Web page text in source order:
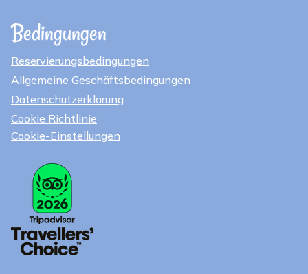
Bedingungen
Reservierungsbedingungen
Allgemeine Geschäftsbedingungen
Datenschutzerklärung
Cookie Richtlinie
Cookie-Einstellungen